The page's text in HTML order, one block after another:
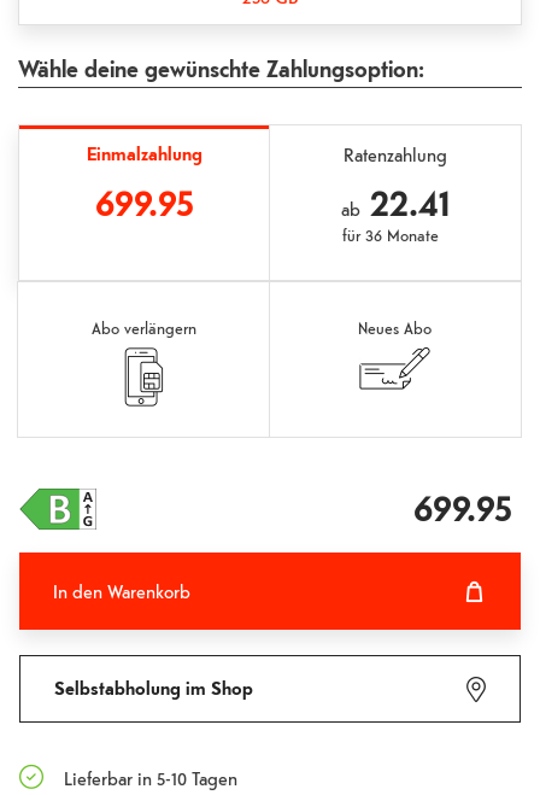
Wähle deine gewünschte Zahlungsoption:
Einmalzahlung
699.95
Ratenzahlung
ab22.41
für36 Monate
Abo verlängern Neues Abo
699.95
In den Warenkorb
Selbstabholung im Shop
Lieferbar in 5-10 Tagen